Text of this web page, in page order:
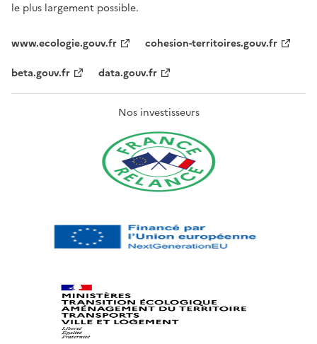
le plus largement possible.
www.ecologie.gouv.fr
cohesion-territoires.gouv.fr
beta.gouv.fr
data.gouv.fr
Nos investisseurs